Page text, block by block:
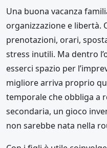
Una buona vacanza
organizzazione e libertà.
prenotazioni, orari,
stress inutili. Ma dentro
esserci spazio per
migliore arriva proprio
temporale che obbliga a
secondaria, un gioco
non sarebbe nata nella